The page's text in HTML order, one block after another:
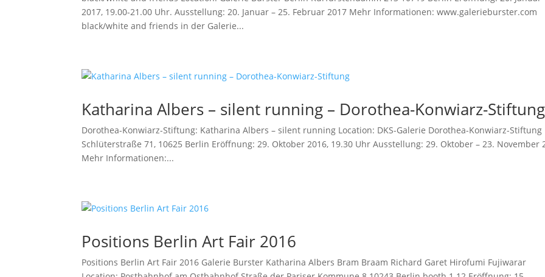
2017, 19.00-21.00 Uhr. Ausstellung: 20. Januar – 25. Februar 2017 Mehr Informationen: www.galerieburster.com
black/white and friends in der Galerie...
Katharina Albers – silent running – Dorothea-Konwiarz-Stiftung
Dorothea-Konwiarz-Stiftung: Katharina Albers – silent running Location: DKS-Galerie Dorothea-Konwiarz-Stiftung
Schlüterstraße 71, 10625 Berlin Eröffnung: 29. Oktober 2016, 19.30 Uhr Ausstellung: 29. Oktober – 23. November
Mehr Informationen:...
Positions Berlin Art Fair 2016
Positions Berlin Art Fair 2016 Galerie Burster Katharina Albers Bram Braam Richard Garet Hirofumi Fujiwarar